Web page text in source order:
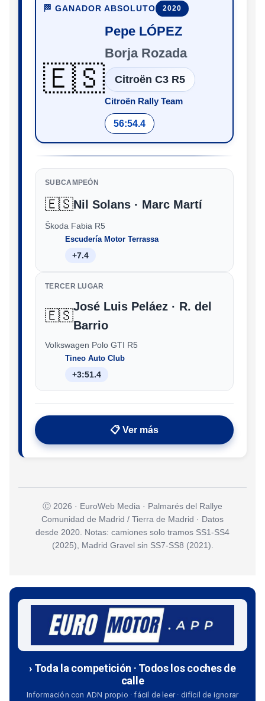
🏁 GANADOR ABSOLUTO 2020
🇪🇸
Pepe LÓPEZ
Borja Rozada
Citroën C3 R5
Citroën Rally Team
56:54.4
SUBCAMPEÓN
🇪🇸Nil Solans · Marc Martí
Škoda Fabia R5
Escudería Motor Terrassa
+7.4
TERCER LUGAR
🇪🇸
José Luis Peláez · R. del
Barrio
Volkswagen Polo GTI R5
Tineo Auto Club
+3:51.4
📋 Ver más
Ⓒ 2026 · EuroWeb Media · Palmarés del Rallye
Comunidad de Madrid / Tierra de Madrid · Datos
desde 2020. Notas: camiones solo tramos SS1-SS4
(2025), Madrid Gravel sin SS7-SS8 (2021).
› Toda la competición · Todos los coches de
calle
Información con ADN propio · fácil de leer · difícil de ignorar